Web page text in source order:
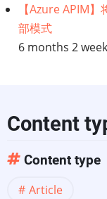
从
策
转
向
执
【Azure APIM
部模式
6 months 2
Content
Content type
Article